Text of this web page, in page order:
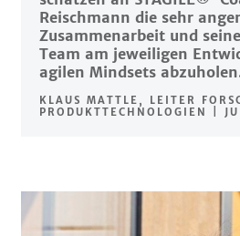
Reischmann die sehr
Zusammenarbeit und
Team am jeweiligen
agilen Mindsets
KLAUS MATTLE, LEITER
PRODUKTTECHNOLOGIEN |